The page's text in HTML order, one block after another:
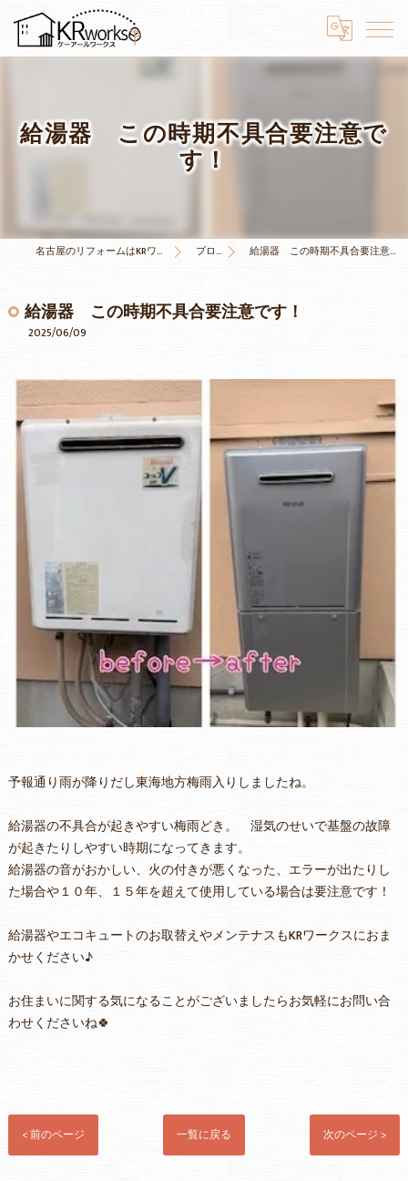
給湯器 この時期不具合要注意で
す！
名古屋のリフォームはKRワークス ブログ 給湯器 この時期不具合要注意です！
給湯器 この時期不具合要注意です！
2025/06/09
予報通り雨が降りだし東海地方梅雨入りしましたね。
給湯器の不具合が起きやすい梅雨どき。 湿気のせいで基盤の故障
が起きたりしやすい時期になってきます。
給湯器の音がおかしい、火の付きが悪くなった、エラーが出たりし
た場合や１０年、１５年を超えて使用している場合は要注意です！
給湯器やエコキュートのお取替えやメンテナスもKRワークスにおま
かせください♪
お住まいに関する気になることがございましたらお気軽にお問い合
わせくださいね🍀
< 前のページ 一覧に戻る 次のページ >